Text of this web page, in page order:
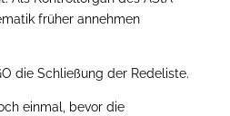
früher annehmen
die Schließung der Redeliste.
einmal, bevor die